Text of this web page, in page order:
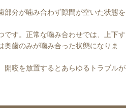
部分が噛み合わず隙間が空いた状態を
です。正常な噛み合わせでは、上下す
歯のみが噛み合った状態になりま
開咬を放置するとあらゆるトラブルが